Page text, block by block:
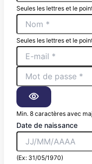
Seules les lettres et le
Seules les lettres et le
Min. 8 caractères avec
Date de naissance
(Ex: 31/05/1970)